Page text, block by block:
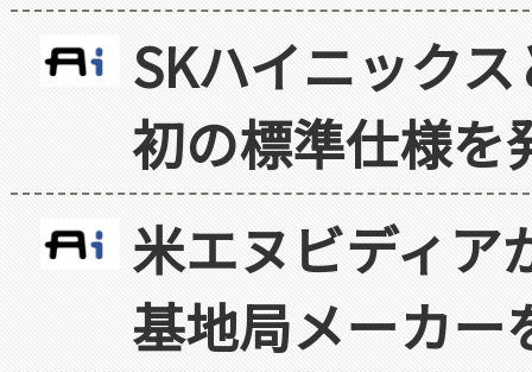
SKハイニック
初の標準仕様を
米エヌビディア
基地局メーカー